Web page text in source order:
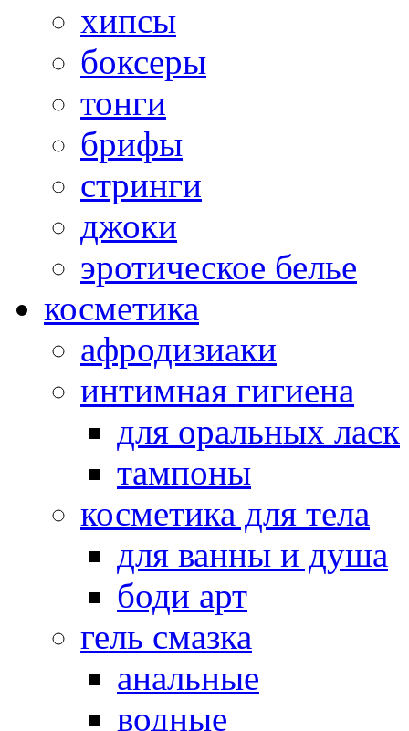
хипсы
боксеры
тонги
брифы
стринги
джоки
эротическое белье
косметика
афродизиаки
интимная гигиена
для оральных ласк
тампоны
косметика для тела
для ванны и душа
боди арт
гель смазка
анальные
водные